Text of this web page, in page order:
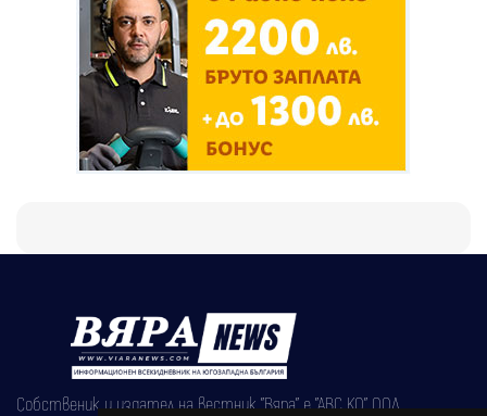
Собственик и издател на вестник "Вяра" е "АВС КО" ООД,